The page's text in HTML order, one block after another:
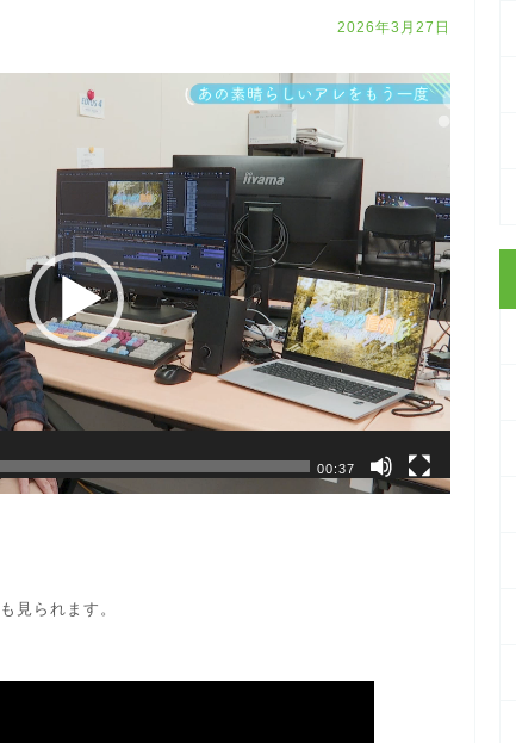
2026年3月27日
00:37
見られます。